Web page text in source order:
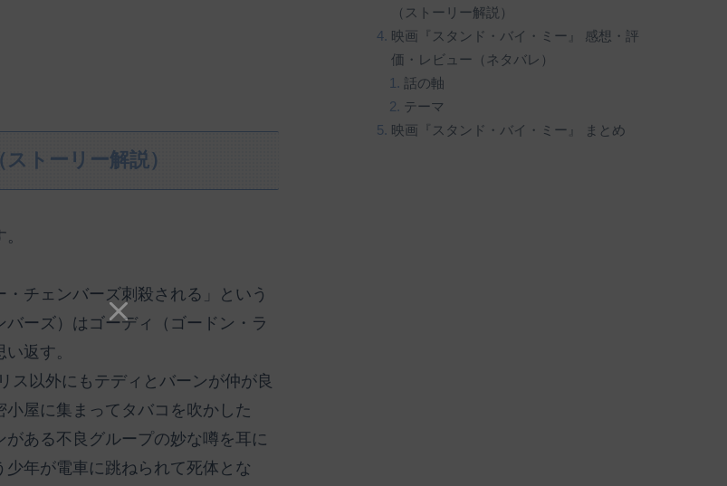
トーリー解説）
チェンバーズ刺殺される」という
ーズ）はゴーディ（ゴードン・ラ
返す。
ス以外にもテディとバーンが仲が良
屋に集まってタバコを吹かした
ある不良グループの妙な噂を耳に
年が電車に跳ねられて死体とな
（ストーリー解説）
映画『スタンド・バイ・ミー』 感想・評
価・レビュー（ネタバレ）
話の軸
テーマ
映画『スタンド・バイ・ミー』 まとめ